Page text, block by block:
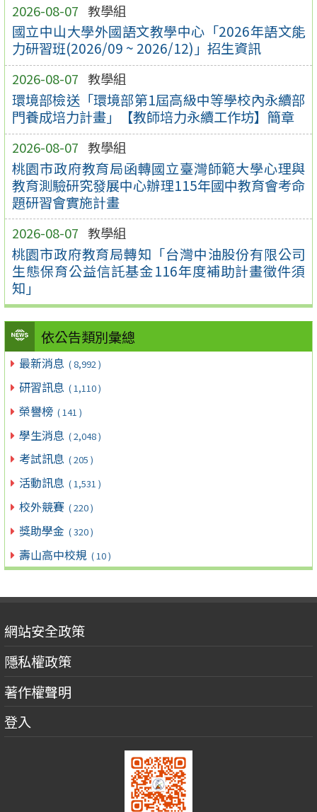
2026-08-07 教學組
國立中山大學外國語文教學中心「2026年語文能
力研習班(2026/09 ~ 2026/12)」招生資訊
2026-08-07 教學組
環境部檢送「環境部第1屆高級中等學校內永續部
門養成培力計畫」【教師培力永續工作坊】簡章
2026-08-07 教學組
桃園市政府教育局函轉國立臺灣師範大學心理與
教育測驗研究發展中心辦理115年國中教育會考命
題研習會實施計畫
2026-08-07 教學組
桃園市政府教育局轉知「台灣中油股份有限公司
生態保育公益信託基金116年度補助計畫徵件須
知」
依公告類別彙總
最新消息 ( 8,992 )
研習訊息 ( 1,110 )
榮譽榜 ( 141 )
學生消息 ( 2,048 )
考試訊息 ( 205 )
活動訊息 ( 1,531 )
校外競賽 ( 220 )
獎助學金 ( 320 )
壽山高中校規 ( 10 )
網站安全政策
隱私權政策
著作權聲明
登入